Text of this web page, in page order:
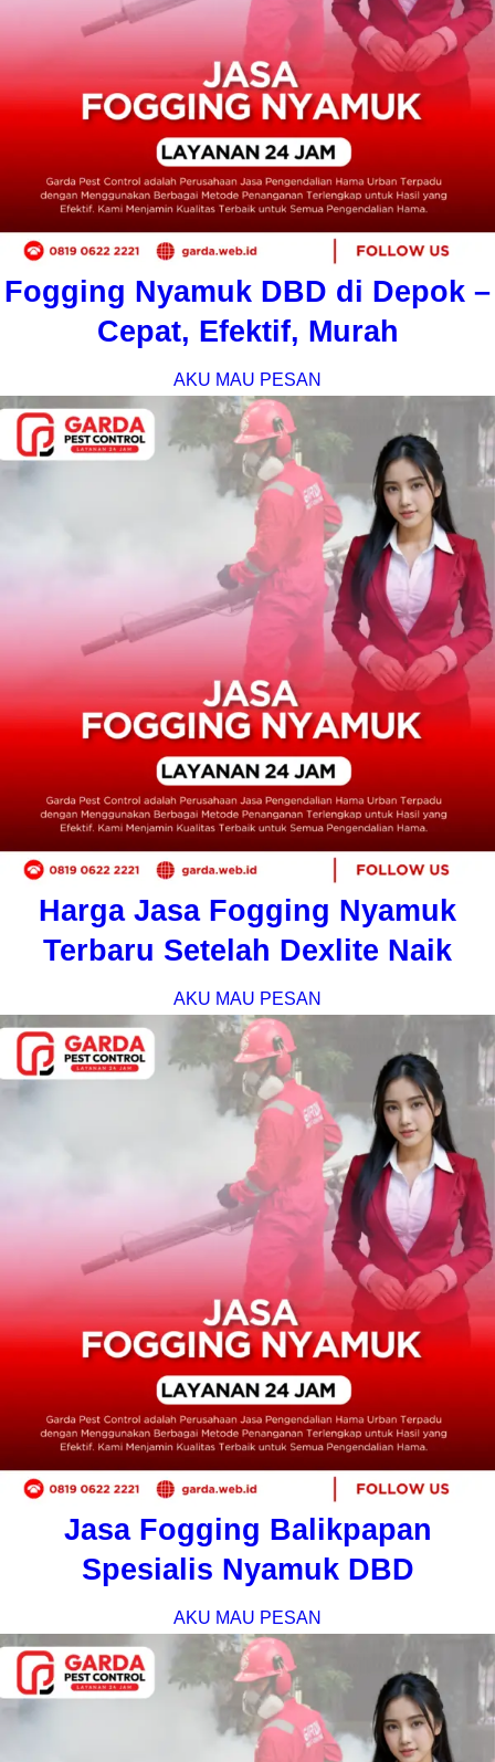
Fogging Nyamuk DBD di Depok –
Cepat, Efektif, Murah
AKU MAU PESAN
Harga Jasa Fogging Nyamuk
Terbaru Setelah Dexlite Naik
AKU MAU PESAN
Jasa Fogging Balikpapan
Spesialis Nyamuk DBD
AKU MAU PESAN